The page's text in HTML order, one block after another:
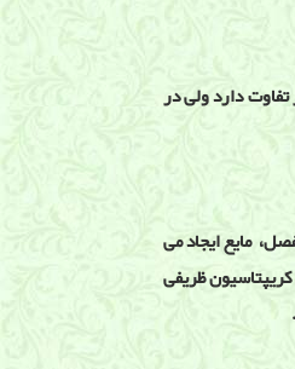
دارد ولی در
مفصل، مایع ایجاد می
ظریفی